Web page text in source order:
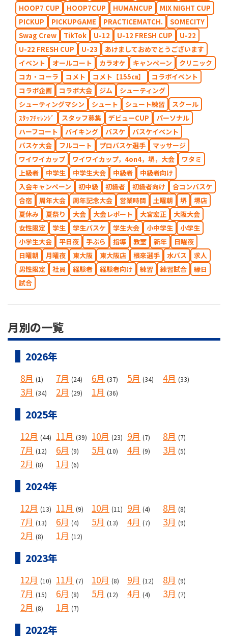
HOOP7 CUP HOOP7CUP HUMANCUP
MIX NIGHT CUP
PICKUP
PICKUPGAME PRACTICEMATCH.
SOMECITY
Swag Crew
TikTok U-12 U-12 FRESH CUP
U-22
U-22 FRESH CUP
U-23
あけましておめでとうございます
イベント
オールコート カラオケ キャンペーン
クリニック
コカ・コーラ
コメト コメト【155㎝】
コラボイベント
コラボ企画
コラボ大会 ジム
シューティング
シューティングマシン
シュート シュート練習
スクール
ｽﾀｯﾌﾁｬﾚﾝｼﾞ
スタッフ募集 デビューCUP
パーソナル
ハーフコート
バイキング バスケ
バスケイベント
バスケ大会
フルコート プロバスケ選手
マッサージ
ワイワイカップ
ワイワイカップ，4on4，堺，大会
ワタミ
上級者
中学生 中学生大会 中級者
中級者向け
入会キャンペーン
初中級 初級者 初級者向け
合コンバスケ
合宿
周年大会 周年記念大会 営業時間 土曜朝 堺
堺店
夏休み
夏祭り 大会 大会レポート 大宮宏正
大阪大会
女性限定
学生 学生バスケ 学生大会 小中学生
小学生
小学生大会
平日夜 手ぶら 指導 教室 新年
日曜夜
日曜朝
月曜夜 東大阪 東大阪店 根來選手 水バス
求人
男性限定
社員 経験者 経験者向け 練習 練習試合
縁日
試合
月別の一覧
2026年
8月 (1) 7月 (24) 6月 (37) 5月 (34) 4月 (33)
3月 (34) 2月 (29) 1月 (36)
2025年
12月 (44) 11月 (39) 10月 (23) 9月 (7) 8月 (7)
7月 (12) 6月 (9) 5月 (10) 4月 (9) 3月 (5)
2月 (8) 1月 (6)
2024年
12月 (13) 11月 (9) 10月 (11) 9月 (4) 8月 (8)
7月 (13) 6月 (4) 5月 (13) 4月 (7) 3月 (9)
2月 (8) 1月 (12)
2023年
12月 (10) 11月 (7) 10月 (8) 9月 (12) 8月 (9)
7月 (15) 6月 (8) 5月 (12) 4月 (4) 3月 (7)
2月 (8) 1月 (7)
2022年